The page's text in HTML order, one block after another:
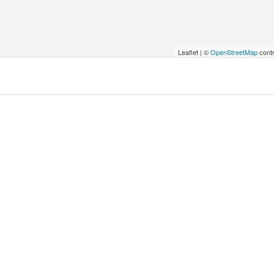
Leaflet | ©OpenStreetMap